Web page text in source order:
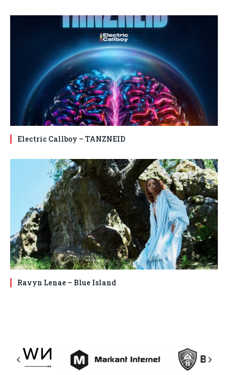
Electric Callboy – TANZNEID
Ravyn Lenae – Blue Island